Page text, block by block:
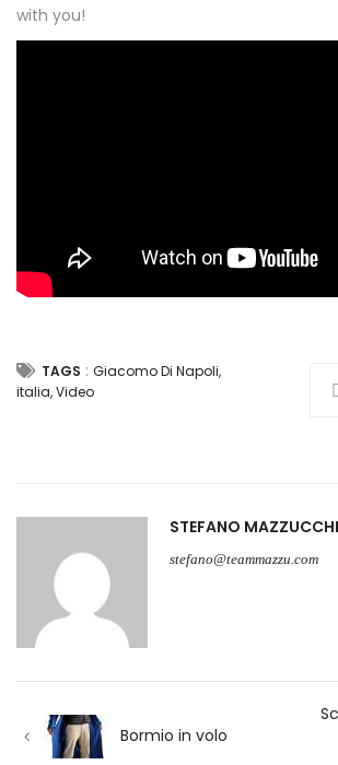
with you!
TAGS : Giacomo Di Napoli,
italia,Video
STEFANO MAZZUCCHI
stefano@teammazzu.com
articoli
Bormio in volo